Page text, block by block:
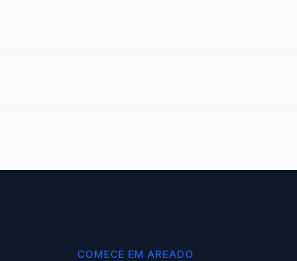
COMECE EM AREADO